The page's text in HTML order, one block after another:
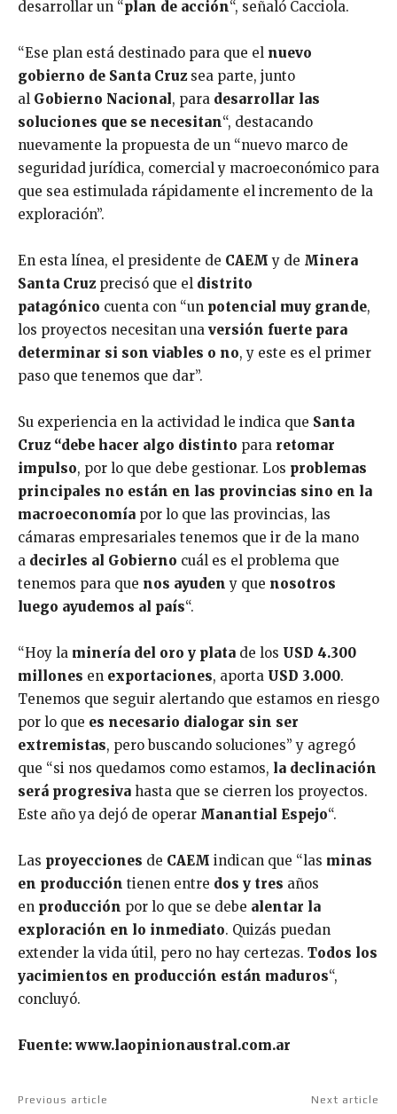
desarrollar un “plan de acción“, señaló Cacciola.
“Ese plan está destinado para que el nuevo
gobierno de Santa Cruzsea parte, junto
al Gobierno Nacional, para desarrollar las
soluciones que se necesitan“, destacando
nuevamente la propuesta de un “nuevo marco de
seguridad jurídica, comercial y macroeconómico para
que sea estimulada rápidamente el incremento de la
exploración”.
En esta línea, el presidente de CAEM y de Minera
Santa Cruzprecisó que el distrito
patagónico cuenta con “un potencial muy grande,
los proyectos necesitan una versión fuerte para
determinar si son viables o no, y este es el primer
paso que tenemos que dar”.
Su experiencia en la actividad le indica que Santa
Cruz “debe hacer algo distinto para retomar
impulso, por lo que debe gestionar. Los problemas
principales no están en las provincias sino en la
macroeconomía por lo que las provincias, las
cámaras empresariales tenemos que ir de la mano
a decirles al Gobierno cuál es el problema que
tenemos para que nos ayuden y que nosotros
luego ayudemos al país“.
“Hoy la minería del oro y plata de los USD 4.300
millones en exportaciones, aporta USD 3.000.
Tenemos que seguir alertando que estamos en riesgo
por lo que es necesario dialogar sin ser
extremistas, pero buscando soluciones” y agregó
que “si nos quedamos como estamos, la declinación
será progresiva hasta que se cierren los proyectos.
Este año ya dejó de operar Manantial Espejo“.
Las proyecciones de CAEM indican que “las minas
en producción tienen entre dos y tres años
en producción por lo que se debe alentar la
exploración en lo inmediato. Quizás puedan
extender la vida útil, pero no hay certezas. Todos los
yacimientos en producción están maduros“,
concluyó.
Fuente: www.laopinionaustral.com.ar
Previous article Next article